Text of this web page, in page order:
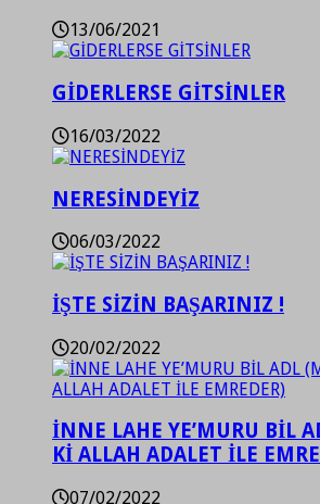
13/06/2021
GİDERLERSE GİTSİNLER
16/03/2022
NERESİNDEYİZ
06/03/2022
İŞTE SİZİN BAŞARINIZ !
20/02/2022
İNNE LAHE YE’MURU BİL
Kİ ALLAH ADALET İLE
07/02/2022